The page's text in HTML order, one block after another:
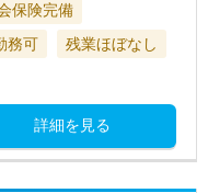
保険完備
務可 残業ほぼなし
詳細を見る